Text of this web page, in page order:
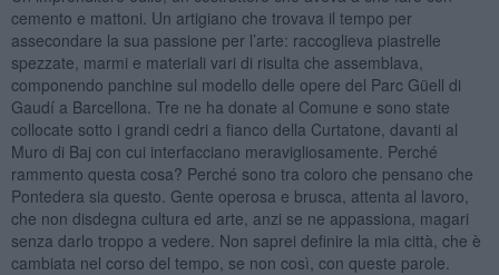
cemento e mattoni. Un artigiano che trovava il tempo per
assecondare la sua passione per l’arte: raccoglieva piastrelle
spezzate, marmi e materiali vari di risulta che assemblava,
componendo panchine sul modello delle opere del Parc Güell di
Gaudí a Barcellona. Tre ne ha donate al Comune e sono state
collocate sotto i grandi cedri a fianco della Curtatone, davanti al
Muro di Baj con cui interfacciano meravigliosamente. Perché
rammento questa cosa? Perché sono tra coloro che pensano che
Pontedera sia questo. Gente operosa e brusca, attenta al lavoro,
che non disdegna cultura ed arte, anzi se ne appassiona, magari
senza darlo troppo a vedere. Non saprei definire la mia città, che è
cambiata nel corso del tempo, se non così, con queste parole.